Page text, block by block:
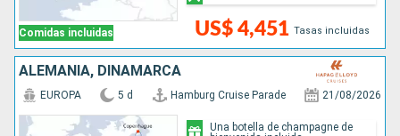
Comidas incluidas US$ 4,451 Tasas incluidas
ALEMANIA, DINAMARCA
EUROPA 5 d Hamburg Cruise Parade 21/08/2026
Una botella de champagne de